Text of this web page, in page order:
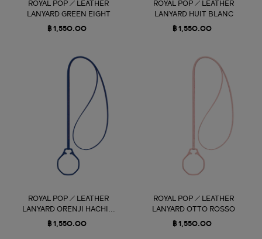
ROYAL POP / LEATHER
LANYARD GREEN EIGHT
฿ 1,550.00
ROYAL POP / LEATHER
LANYARD HUIT BLANC
฿ 1,550.00
ROYAL POP / LEATHER
LANYARD ORENJI HACHI...
฿ 1,550.00
ROYAL POP / LEATHER
LANYARD OTTO ROSSO
฿ 1,550.00